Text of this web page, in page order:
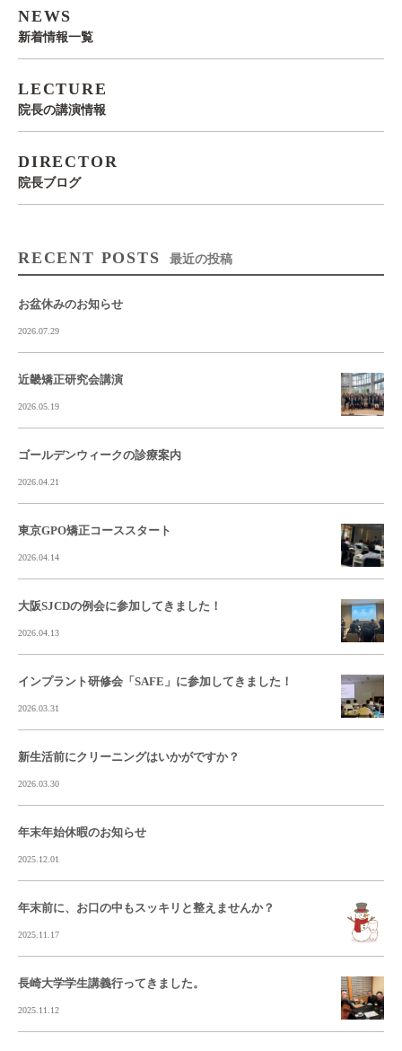
NEWS
新着情報一覧
LECTURE
院長の講演情報
DIRECTOR
院長ブログ
RECENT POSTS 最近の投稿
お盆休みのお知らせ
2026.07.29
近畿矯正研究会講演
2026.05.19
ゴールデンウィークの診療案内
2026.04.21
東京GPO矯正コーススタート
2026.04.14
大阪SJCDの例会に参加してきました！
2026.04.13
インプラント研修会「SAFE」に参加してきました！
2026.03.31
新生活前にクリーニングはいかがですか？
2026.03.30
年末年始休暇のお知らせ
2025.12.01
年末前に、お口の中もスッキリと整えませんか？
2025.11.17
長崎大学学生講義行ってきました。
2025.11.12